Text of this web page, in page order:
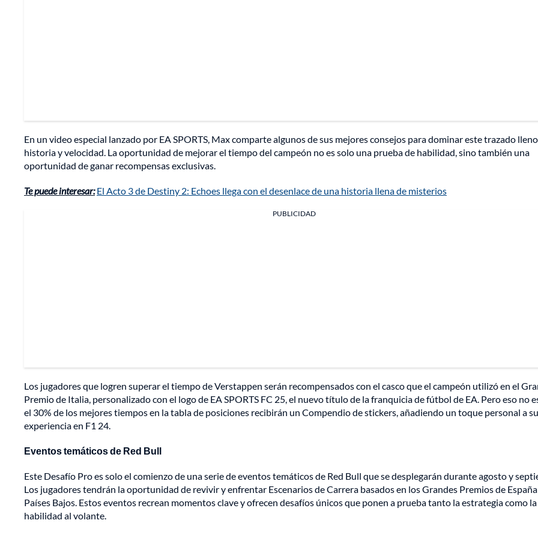
En un video especial lanzado por EA SPORTS, Max comparte algunos de sus mejores consejos para dominar este trazado
historia y velocidad. La oportunidad de mejorar el tiempo del campeón no es solo una prueba de habilidad, sino también una
oportunidad de ganar recompensas exclusivas.
Te puede interesar: El Acto 3 de Destiny 2: Echoes llega con el desenlace de una historia llena de misterios
PUBLICIDAD
Los jugadores que logren superar el tiempo de Verstappen serán recompensados con el casco que el campeón utilizó en el
Premio de Italia, personalizado con el logo de EA SPORTS FC 25, el nuevo título de la franquicia de fútbol de EA. Pero eso no
el 30% de los mejores tiempos en la tabla de posiciones recibirán un Compendio de stickers, añadiendo un toque personal a su
experiencia en F1 24.
Eventos temáticos de Red Bull
Este Desafío Pro es solo el comienzo de una serie de eventos temáticos de Red Bull que se desplegarán durante agosto y
Los jugadores tendrán la oportunidad de revivir y enfrentar Escenarios de Carrera basados en los Grandes Premios de
Países Bajos. Estos eventos recrean momentos clave y ofrecen desafíos únicos que ponen a prueba tanto la estrategia como la
habilidad al volante.